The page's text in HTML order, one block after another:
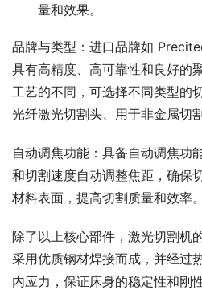
量和效果。
品牌与类型：进口品牌如
具有高精度、高可靠性和良好的
工艺的不同，可选择不同类型的
光纤激光切割头、用于非金属切
自动调焦功能：具备自动调焦功
和切割速度自动调整焦距，确保
材料表面，提高切割质量和效率。
除了以上核心部件，激光切割机
采用优质钢材焊接而成，并经过
内应力，保证床身的稳定性和刚